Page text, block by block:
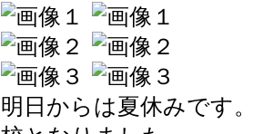
明日からは夏休みです